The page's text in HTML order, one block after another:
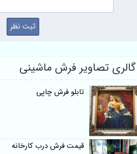
گالری تصاویر فرش ماشینی
تابلو فرش چاپی
قیمت فرش درب کارخانه